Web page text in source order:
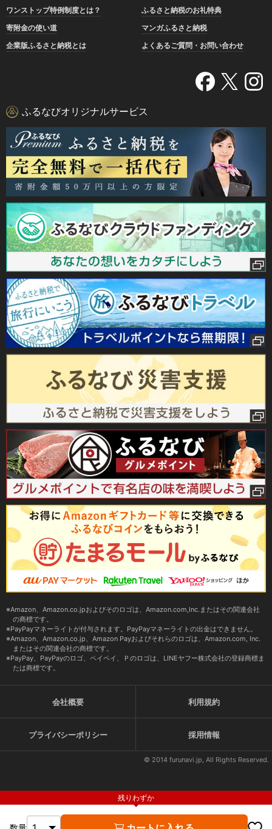
残りわずか
ワンストップ特例制度とは？
ふるさと納税のお礼特典
寄附金の使い道
マンガふるさと納税
企業版ふるさと納税とは
よくあるご質問・お問い合わせ
ふるなびオリジナルサービス
Amazon、Amazon.co.jpおよびそのロゴは、Amazon.com,Inc.またはその関連会社
の商標です。
PayPayマネーライトが付与されます。PayPayマネーライトの出金はできません。
Amazon、Amazon.co.jp、Amazon Payおよびそれらのロゴは、Amazon.com, Inc.
またはその関連会社の商標です。
PayPay、PayPayのロゴ、ペイペイ、Ｐのロゴは、LINEヤフー株式会社の登録商標ま
たは商標です。
会社概要 利用規約
プライバシーポリシー 採用情報
© 2014 furunavi.jp, All Rights Reserved.